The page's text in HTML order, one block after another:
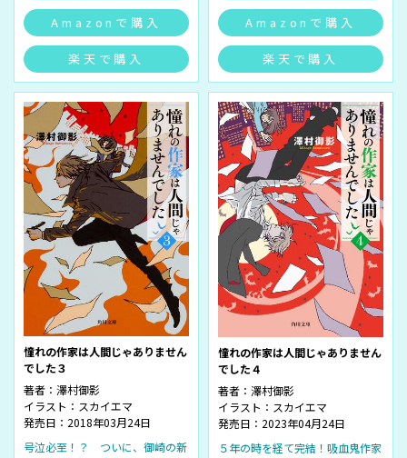
Amazonで購入
楽天で購入
Amazonで購入
楽天で購入
憧れの作家は人間じゃありません
でした３
著者： 澤村御影
イラスト： スカイエマ
発売日：2018年03月24日
号泣必至！？ ついに、御崎の新
憧れの作家は人間じゃありません
でした４
著者： 澤村御影
イラスト： スカイエマ
発売日：2023年04月24日
５年の時を経て完結！吸血鬼作家